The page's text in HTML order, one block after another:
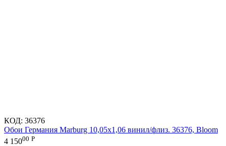
КОД: 36376
Обои Германия Marburg 10,05x1,06 винил/флиз. 36376, Bloom
4 15000 Р